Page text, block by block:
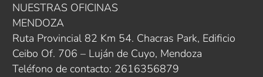
NUESTRAS OFICINAS
MENDOZA
Ruta Provincial 82 Km 54. Chacras Park, Edificio
Ceibo Of. 706 – Luján de Cuyo, Mendoza
Teléfono de contacto: 2616356879